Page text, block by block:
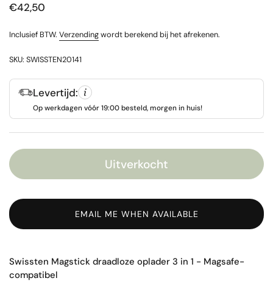
Prijs:
€42,50
Inclusief BTW. Verzendingwordt berekend bij het afrekenen.
SKU: SWISSTEN20141
Levertijd:
Op werkdagen vóór 19:00 besteld, morgen in huis!
Uitverkocht
EMAIL ME WHEN AVAILABLE
Swissten Magstick draadloze oplader 3 in 1 - Magsafe-
compatibel